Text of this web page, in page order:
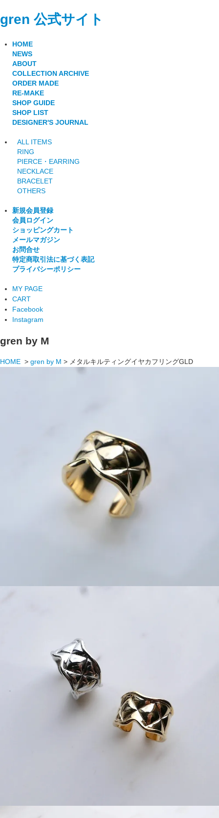
gren 公式サイト
HOME
NEWS
ABOUT
COLLECTION ARCHIVE
ORDER MADE
RE-MAKE
SHOP GUIDE
SHOP LIST
DESIGNER'S JOURNAL
ALL ITEMS
RING
PIERCE・EARRING
NECKLACE
BRACELET
OTHERS
新規会員登録
会員ログイン
ショッピングカート
メールマガジン
お問合せ
特定商取引法に基づく表記
プライバシーポリシー
MY PAGE
CART
Facebook
Instagram
gren by M
HOME > gren by M > メタルキルティングイヤカフリングGLD